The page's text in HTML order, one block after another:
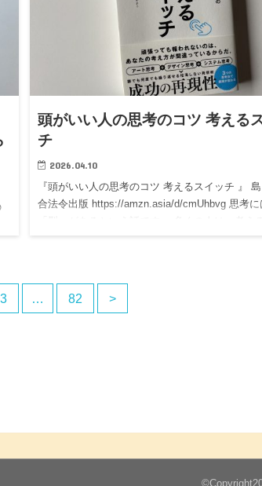
頭がいい人の思考のコツ 考える
チ
2026.04.10
『頭がいい人の思考のコツ 考えるスイッチ 』
合法令出版 https://amzn.asia/d/cmUhbvg 思考に
3 82 >